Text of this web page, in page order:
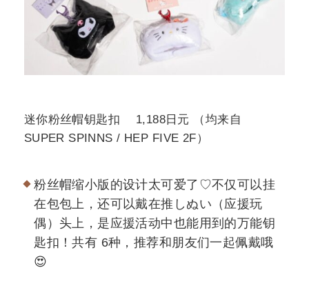
迷你粉丝帽钥匙扣 1,188日元 （均来自
SUPER SPINNS / HEP FIVE 2F）
粉丝帽缩小版的设计太可爱了♡不仅可以挂
在包包上，还可以戴在推しぬい（应援玩
偶）头上，是应援活动中也能用到的万能钥
匙扣！共有 6种，推荐和朋友们一起佩戴哦
😍